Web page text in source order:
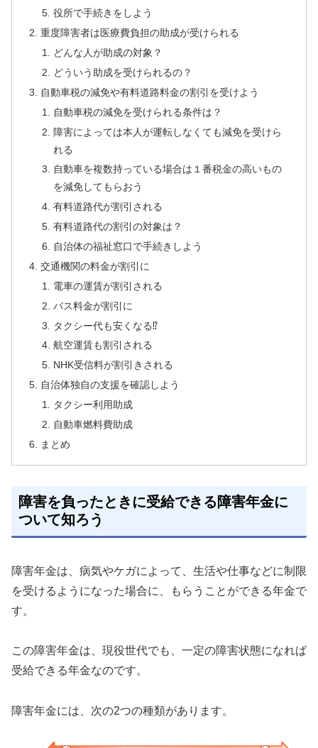
役所で手続きをしよう
重度障害者は医療費負担の助成が受けられる
どんな人が助成の対象？
どういう助成を受けられるの？
自動車税の減免や有料道路料金の割引を受けよう
自動車税の減免を受けられる条件は？
障害によっては本人が運転しなくても減免を受けら
れる
自動車を複数持っている場合は１番税金の高いもの
を減免してもらおう
有料道路代が割引される
有料道路代の割引の対象は？
自治体の福祉窓口で手続きしよう
交通機関の料金が割引に
電車の運賃が割引される
バス料金が割引に
タクシー代も安くなる⁉
航空運賃も割引される
NHK受信料が割引きされる
自治体独自の支援を確認しよう
タクシー利用助成
自動車燃料費助成
まとめ
障害を負ったときに受給できる障害年金に
ついて知ろう
障害年金は、病気やケガによって、生活や仕事などに制限
を受けるようになった場合に、もらうことができる年金で
す。
この障害年金は、現役世代でも、一定の障害状態になれば
受給できる年金なのです。
障害年金には、次の2つの種類があります。